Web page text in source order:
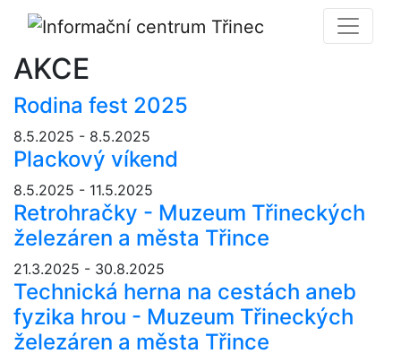
AKCE
Rodina fest 2025
8.5.2025 - 8.5.2025
Plackový víkend
8.5.2025 - 11.5.2025
Retrohračky - Muzeum Třineckých
železáren a města Třince
21.3.2025 - 30.8.2025
Technická herna na cestách aneb
fyzika hrou - Muzeum Třineckých
železáren a města Třince